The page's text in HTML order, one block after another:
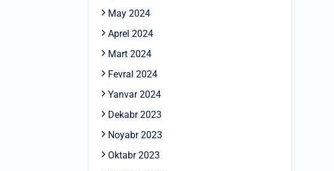
May 2024
Aprel 2024
Mart 2024
Fevral 2024
Yanvar 2024
Dekabr 2023
Noyabr 2023
Oktabr 2023